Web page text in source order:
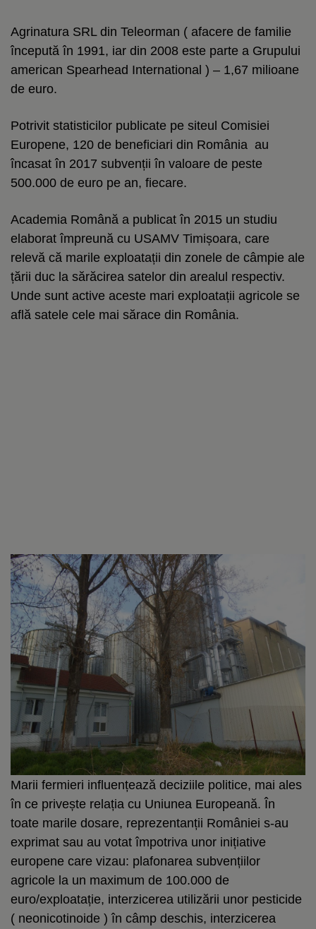
Agrinatura SRL din Teleorman ( afacere de familie
începută în 1991, iar din 2008 este parte a Grupului
american Spearhead International ) – 1,67 milioane
de euro.
Potrivit statisticilor publicate pe siteul Comisiei
Europene, 120 de beneficiari din România au
încasat în 2017 subvenții în valoare de peste
500.000 de euro pe an, fiecare.
Academia Română a publicat în 2015 un studiu
elaborat împreună cu USAMV Timișoara, care
relevă că marile exploatații din zonele de câmpie ale
țării duc la sărăcirea satelor din arealul respectiv.
Unde sunt active aceste mari exploatații agricole se
află satele cele mai sărace din România.
Marii fermieri influențează deciziile politice, mai ales
în ce privește relația cu Uniunea Europeană. În
toate marile dosare, reprezentanții României s-au
exprimat sau au votat împotriva unor inițiative
europene care vizau: plafonarea subvențiilor
agricole la un maximum de 100.000 de
euro/exploatație, interzicerea utilizării unor pesticide
( neonicotinoide ) în câmp deschis, interzicerea